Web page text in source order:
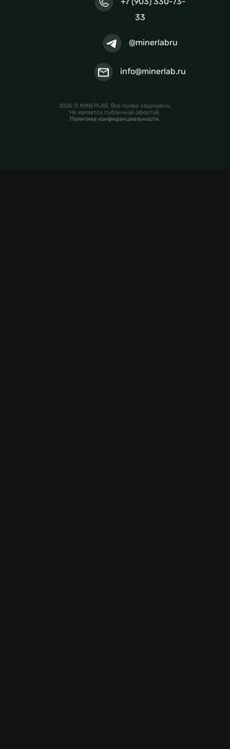
33
@minerlabru
info@minerlab.ru
2026 © MINERLAB. Все права защищены.
Не является публичной офертой.
Политика конфиденциальности.